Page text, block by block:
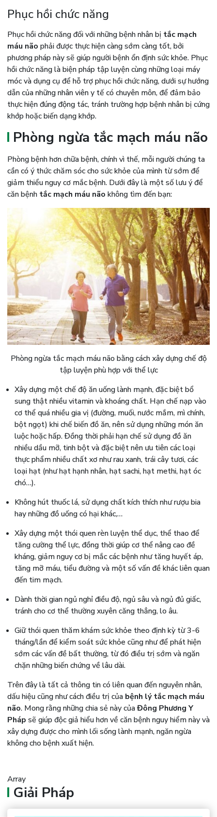
Phục hồi chức năng
Phục hồi chức năng đối với những bệnh nhân bị tắc mạch
máu não phải được thực hiện càng sớm càng tốt, bởi
phương pháp này sẽ giúp người bệnh ổn định sức khỏe. Phục
hồi chức năng là biện pháp tập luyện cùng những loại máy
móc và dụng cụ để hỗ trợ phục hồi chức năng, dưới sự hướng
dẫn của những nhân viên y tế có chuyên môn, để đảm bảo
thực hiện đúng động tác, tránh trường hợp bệnh nhân bị cứng
khớp hoặc biến dạng khớp.
Phòng ngừa tắc mạch máu não
Phòng bệnh hơn chữa bệnh, chính vì thế, mỗi người chúng ta
cần có ý thức chăm sóc cho sức khỏe của mình từ sớm để
giảm thiểu nguy cơ mắc bệnh. Dưới đây là một số lưu ý để
căn bệnh tắc mạch máu não không tìm đến bạn:
Phòng ngừa tắc mạch máu não bằng cách xây dựng chế độ
tập luyện phù hợp với thể lực
Xây dựng một chế độ ăn uống lành mạnh, đặc biệt bổ
sung thật nhiều vitamin và khoáng chất. Hạn chế nạp vào
cơ thể quá nhiều gia vị (đường, muối, nước mắm, mì chính,
bột ngọt) khi chế biến đồ ăn, nên sử dụng những món ăn
luộc hoặc hấp. Đồng thời phải hạn chế sử dụng đồ ăn
nhiều dầu mỡ, tinh bột và đặc biệt nên ưu tiên các loại
thực phẩm nhiều chất xơ như rau xanh, trái cây tươi, các
loại hạt (như hạt hạnh nhân, hạt sachi, hạt methi, hạt óc
chó…).
Không hút thuốc lá, sử dụng chất kích thích như rượu bia
hay những đồ uống có hại khác,…
Xây dựng một thói quen rèn luyện thể dục, thể thao để
tăng cường thể lực, đồng thời giúp cơ thể nâng cao đề
kháng, giảm nguy cơ bị mắc các bệnh như tăng huyết áp,
tăng mỡ máu, tiểu đường và một số vấn đề khác liên quan
đến tim mạch.
Dành thời gian ngủ nghỉ điều độ, ngủ sâu và ngủ đủ giấc,
tránh cho cơ thể thường xuyên căng thẳng, lo âu.
Giữ thói quen thăm khám sức khỏe theo định kỳ từ 3-6
tháng/lần để kiểm soát sức khỏe cũng như để phát hiện
sớm các vấn đề bất thường, từ đó điều trị sớm và ngăn
chặn những biến chứng về lâu dài.
Trên đây là tất cả thông tin có liên quan đến nguyên nhân,
dấu hiệu cũng như cách điều trị của bệnh lý tắc mạch máu
não. Mong rằng những chia sẻ này củaĐông Phương Y
Pháp sẽ giúp độc giả hiểu hơn về căn bệnh nguy hiểm này và
xây dựng được cho mình lối sống lành mạnh, ngăn ngừa
không cho bệnh xuất hiện.
Array
Giải Pháp